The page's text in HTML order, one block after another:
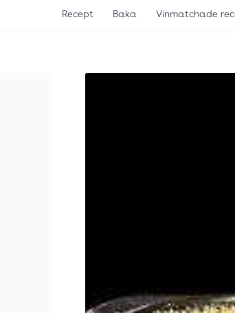
Recept Baka Vinmatchade